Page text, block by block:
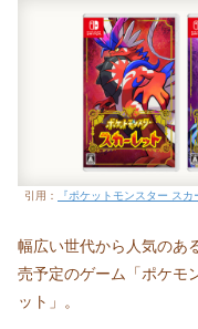
引用： 『ポケットモンスター スカ
幅広い世代から人気のあ
売予定のゲーム「ポケモ
ット」。